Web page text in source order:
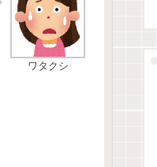
ワタクシ